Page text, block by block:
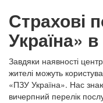
Страхові
Україна»
Завдяки наявності
жителі можуть
«ПЗУ Україна». Нас
вичерпний перелік